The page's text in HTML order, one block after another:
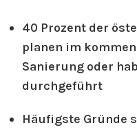
40 Prozent der
planen im
Sanierung oder
durchgeführt
Häufigste Gründe